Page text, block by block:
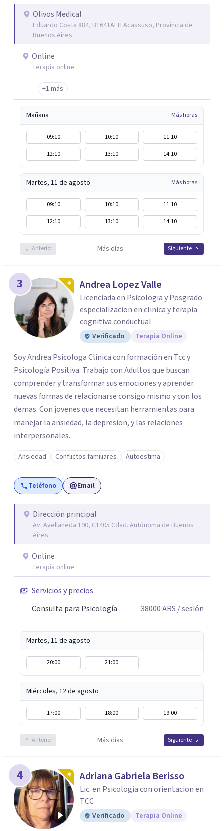
Olivos Medical
Eduardo Costa 884, B1641AFH Acassuso, Provincia de
Buenos Aires
Online
Terapia online
+1 más
Mañana Más horas
09:10 10:10
11:10
12:10
13:10 14:10
Martes, 11 de agosto Más horas
09:10 10:10
11:10
12:10
13:10 14:10
Anterior Más días Siguiente
3 Andrea Lopez Valle
Licenciada en Psicologia y Posgrado
especializacion en clinica y terapia
cognitiva conductual
Verificado Terapia Online
Soy Andrea Psicologa Clinica con formación en Tcc y
Psicología Positiva. Trabajo con Adultos que buscan
comprender y transformar sus emociones y aprender
nuevas formas de relacionarse consigo mismo y con los
demas. Con jovenes que necesitan herramientas para
manejar la ansiedad, la depresion, y las relaciones
interpersonales.
Ansiedad Conflictos familiares Autoestima
Teléfono Email
Dirección principal
Av. Avellaneda 190, C1405 Cdad. Autónoma de Buenos
Aires
Online
Terapia online
Servicios y precios
Consulta para Psicología
38000ARS / sesión
Martes, 11 de agosto
20:00 21:00
Miércoles, 12 de agosto
17:00 18:00 19:00
Anterior Más días Siguiente
4 Adriana Gabriela Berisso
Lic. en Psicología con orientacion en
TCC
Verificado Terapia Online